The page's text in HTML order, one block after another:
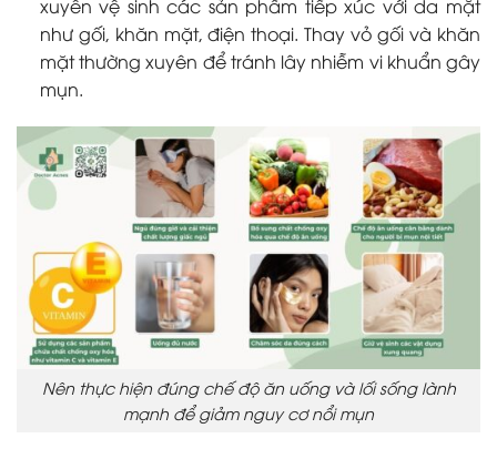
xuyên vệ sinh các sản phẩm tiếp xúc với da mặt
như gối, khăn mặt, điện thoại. Thay vỏ gối và khăn
mặt thường xuyên để tránh lây nhiễm vi khuẩn gây
mụn.
Nên thực hiện đúng chế độ ăn uống và lối sống lành
mạnh để giảm nguy cơ nổi mụn